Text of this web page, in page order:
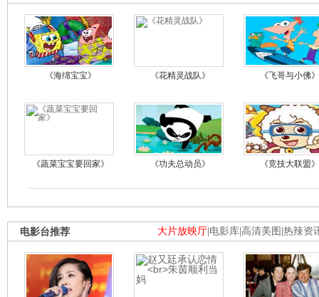
《海绵宝宝》 《花精灵战队》 《飞哥与小佛》
《蔬菜宝宝要回家》 《功夫总动员》 《竞技大联盟》
大片放映厅 电影库 高清美图 热辣资
电影台推荐